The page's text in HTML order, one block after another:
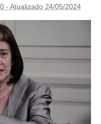
- Atualizado 24/05/2024